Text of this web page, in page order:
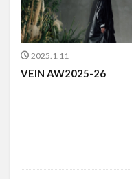
2025.1.11
VEIN AW2025-26